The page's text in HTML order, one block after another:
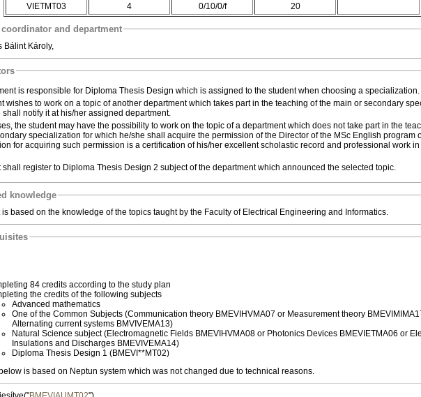
VIETMT03
4 0/10/0/f 20
and department
Bálint Károly,
is responsible for Diploma Thesis Design which is assigned to the student when choosing a specialization.
wishes to work on a topic of another department which takes part in the teaching of the main or secondary
shall notify it at his/her assigned department.
the student may have the possibility to work on the topic of a department which does not take part in the
specialization for which he/she shall acquire the permission of the Director of the MSc English program
for acquiring such permission is a certification of his/her excellent scholastic record and professional work
shall register to Diploma Thesis Design 2 subject of the department which announced the selected topic.
knowledge
based on the knowledge of the topics taught by the Faculty of Electrical Engineering and Informatics.
84 credits according to the study plan
the credits of the following subjects
Advanced mathematics
One of the Common Subjects (Communication theory BMEVIHVMA07 or Measurement theory
Alternating current systems BMVIVEMA13)
Natural Science subject (Electromagnetic Fields BMEVIHVMA08 or Photonics Devices BMEVIETMA06 or
Insulations and Discharges BMEVIVEMA14)
Diploma Thesis Design 1 (BMEVI**MT02)
is based on Neptun system which was not changed due to technical reasons.